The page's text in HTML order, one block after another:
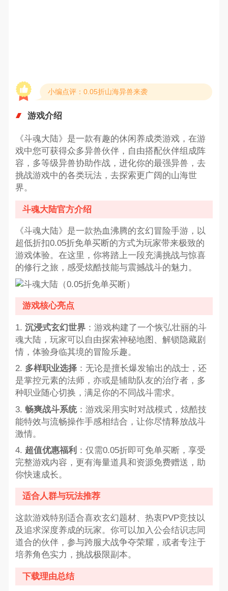
小编点评：0.05折山海异兽来袭
游戏介绍
《斗魂大陆》是一款有趣的休闲养成类游戏，在游
戏中您可获得众多异兽伙伴，自由搭配伙伴组成阵
容，多等级异兽协助作战，进化你的最强异兽，去
挑战游戏中的各类玩法，去探索更广阔的山海世
界。
斗魂大陆官方介绍
《斗魂大陆》是一款热血沸腾的玄幻冒险手游，以
超低折扣0.05折免单买断的方式为玩家带来极致的
游戏体验。在这里，你将踏上一段充满挑战与惊喜
的修行之旅，感受炫酷技能与震撼战斗的魅力。
游戏核心亮点
1. 沉浸式玄幻世界：游戏构建了一个恢弘壮丽的斗
魂大陆，玩家可以自由探索神秘地图、解锁隐藏剧
情，体验身临其境的冒险乐趣。
2. 多样职业选择：无论是擅长爆发输出的战士，还
是掌控元素的法师，亦或是辅助队友的治疗者，多
种职业随心切换，满足你的不同战斗需求。
3. 畅爽战斗系统：游戏采用实时对战模式，炫酷技
能特效与流畅操作手感相结合，让你尽情释放战斗
激情。
4. 超值优惠福利 ：仅需0.05折即可免单买断，享受
完整游戏内容，更有海量道具和资源免费赠送，助
你快速成长。
适合人群与玩法推荐
这款游戏特别适合喜欢玄幻题材、热衷PVP竞技以
及追求深度养成的玩家。你可以加入公会结识志同
道合的伙伴，参与跨服大战争夺荣耀，或者专注于
培养角色实力，挑战极限副本。
下载理由总结